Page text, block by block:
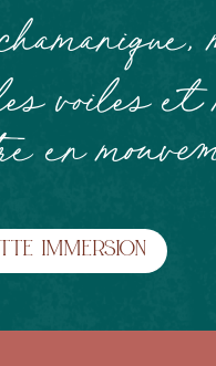
voiles
en
immersion